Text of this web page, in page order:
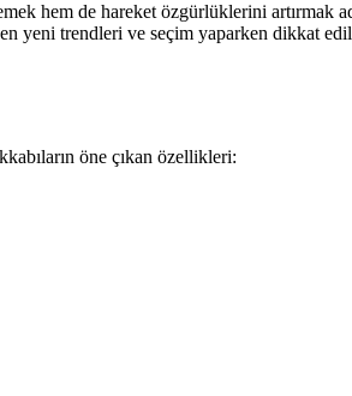
hem de hareket özgürlüklerini artırmak
yeni trendleri ve seçim yaparken dikkat
öne çıkan özellikleri: